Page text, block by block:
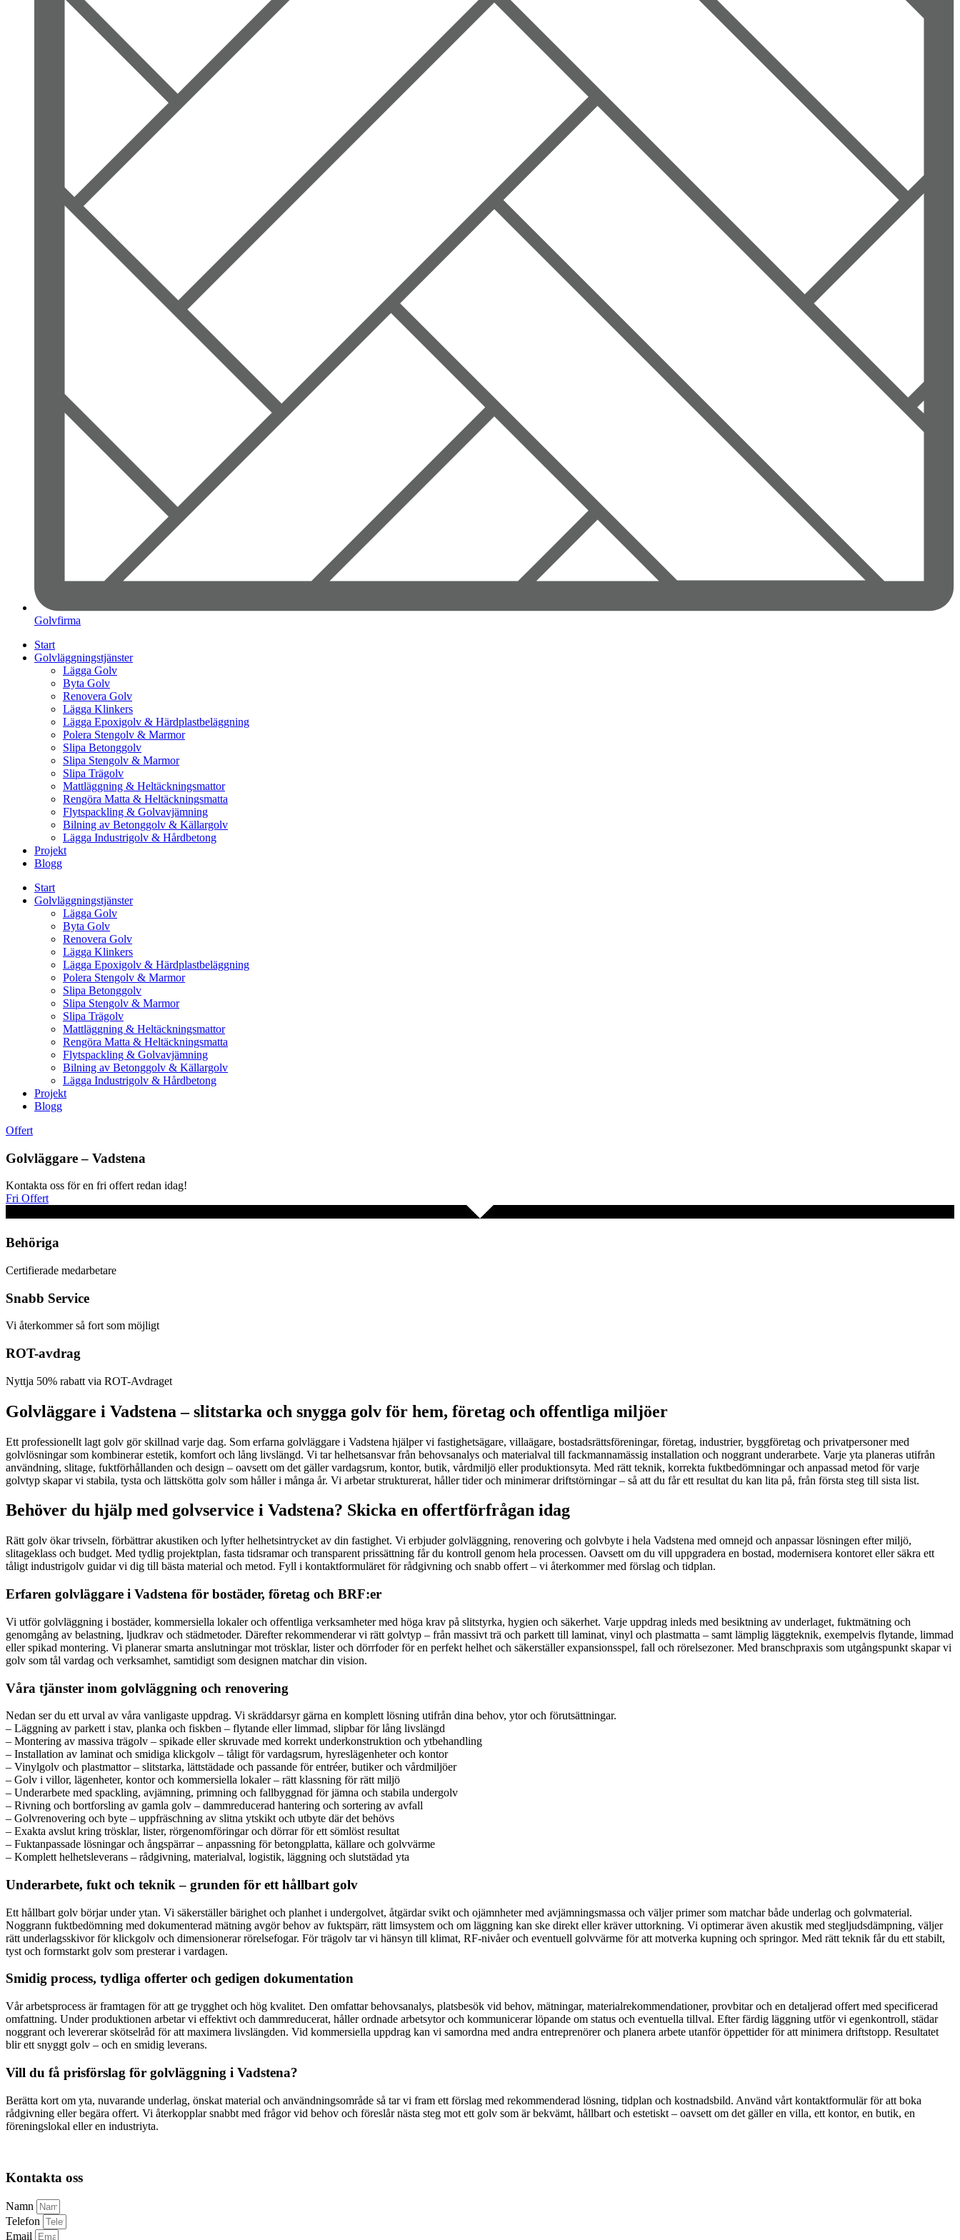
Golvfirma
Start
Golvläggningstjänster
Lägga Golv
Byta Golv
Renovera Golv
Lägga Klinkers
Lägga Epoxigolv & Härdplastbeläggning
Polera Stengolv & Marmor
Slipa Betonggolv
Slipa Stengolv & Marmor
Slipa Trägolv
Mattläggning & Heltäckningsmattor
Rengöra Matta & Heltäckningsmatta
Flytspackling & Golvavjämning
Bilning av Betonggolv & Källargolv
Lägga Industrigolv & Hårdbetong
Projekt
Blogg
Start
Golvläggningstjänster
Lägga Golv
Byta Golv
Renovera Golv
Lägga Klinkers
Lägga Epoxigolv & Härdplastbeläggning
Polera Stengolv & Marmor
Slipa Betonggolv
Slipa Stengolv & Marmor
Slipa Trägolv
Mattläggning & Heltäckningsmattor
Rengöra Matta & Heltäckningsmatta
Flytspackling & Golvavjämning
Bilning av Betonggolv & Källargolv
Lägga Industrigolv & Hårdbetong
Projekt
Blogg
Offert
Golvläggare – Vadstena
Kontakta oss för en fri offert redan idag!
Fri Offert
Behöriga
Certifierade medarbetare
Snabb Service
Vi återkommer så fort som möjligt
ROT-avdrag
Nyttja 50% rabatt via ROT-Avdraget
Golvläggare i Vadstena – slitstarka och snygga golv för hem, företag och offentliga miljöer
Ett professionellt lagt golv gör skillnad varje dag. Som erfarna golvläggare i Vadstena hjälper vi fastighetsägare, villaägare, bostadsrättsföreningar, företag, industrier, byggföretag och privatpersoner med
golvlösningar som kombinerar estetik, komfort och lång livslängd. Vi tar helhetsansvar från behovsanalys och materialval till fackmannamässig installation och noggrant underarbete. Varje yta planeras utifrån
användning, slitage, fuktförhållanden och design – oavsett om det gäller vardagsrum, kontor, butik, vårdmiljö eller produktionsyta. Med rätt teknik, korrekta fuktbedömningar och anpassad metod för varje
golvtyp skapar vi stabila, tysta och lättskötta golv som håller i många år. Vi arbetar strukturerat, håller tider och minimerar driftstörningar – så att du får ett resultat du kan lita på, från första steg till sista list.
Behöver du hjälp med golvservice i Vadstena? Skicka en offertförfrågan idag
Rätt golv ökar trivseln, förbättrar akustiken och lyfter helhetsintrycket av din fastighet. Vi erbjuder golvläggning, renovering och golvbyte i hela Vadstena med omnejd och anpassar lösningen efter miljö,
slitageklass och budget. Med tydlig projektplan, fasta tidsramar och transparent prissättning får du kontroll genom hela processen. Oavsett om du vill uppgradera en bostad, modernisera kontoret eller säkra ett
tåligt industrigolv guidar vi dig till bästa material och metod. Fyll i kontaktformuläret för rådgivning och snabb offert – vi återkommer med förslag och tidplan.
Erfaren golvläggare i Vadstena för bostäder, företag och BRF:er
Vi utför golvläggning i bostäder, kommersiella lokaler och offentliga verksamheter med höga krav på slitstyrka, hygien och säkerhet. Varje uppdrag inleds med besiktning av underlaget, fuktmätning och
genomgång av belastning, ljudkrav och städmetoder. Därefter rekommenderar vi rätt golvtyp – från massivt trä och parkett till laminat, vinyl och plastmatta – samt lämplig läggteknik, exempelvis flytande, limmad
eller spikad montering. Vi planerar smarta anslutningar mot trösklar, lister och dörrfoder för en perfekt helhet och säkerställer expansionsspel, fall och rörelsezoner. Med branschpraxis som utgångspunkt skapar vi
golv som tål vardag och verksamhet, samtidigt som designen matchar din vision.
Våra tjänster inom golvläggning och renovering
Nedan ser du ett urval av våra vanligaste uppdrag. Vi skräddarsyr gärna en komplett lösning utifrån dina behov, ytor och förutsättningar.
– Läggning av parkett i stav, planka och fiskben – flytande eller limmad, slipbar för lång livslängd
– Montering av massiva trägolv – spikade eller skruvade med korrekt underkonstruktion och ytbehandling
– Installation av laminat och smidiga klickgolv – tåligt för vardagsrum, hyreslägenheter och kontor
– Vinylgolv och plastmattor – slitstarka, lättstädade och passande för entréer, butiker och vårdmiljöer
– Golv i villor, lägenheter, kontor och kommersiella lokaler – rätt klassning för rätt miljö
– Underarbete med spackling, avjämning, primning och fallbyggnad för jämna och stabila undergolv
– Rivning och bortforsling av gamla golv – dammreducerad hantering och sortering av avfall
– Golvrenovering och byte – uppfräschning av slitna ytskikt och utbyte där det behövs
– Exakta avslut kring trösklar, lister, rörgenomföringar och dörrar för ett sömlöst resultat
– Fuktanpassade lösningar och ångspärrar – anpassning för betongplatta, källare och golvvärme
– Komplett helhetsleverans – rådgivning, materialval, logistik, läggning och slutstädad yta
Underarbete, fukt och teknik – grunden för ett hållbart golv
Ett hållbart golv börjar under ytan. Vi säkerställer bärighet och planhet i undergolvet, åtgärdar svikt och ojämnheter med avjämningsmassa och väljer primer som matchar både underlag och golvmaterial.
Noggrann fuktbedömning med dokumenterad mätning avgör behov av fuktspärr, rätt limsystem och om läggning kan ske direkt eller kräver uttorkning. Vi optimerar även akustik med stegljudsdämpning, väljer
rätt underlagsskivor för klickgolv och dimensionerar rörelsefogar. För trägolv tar vi hänsyn till klimat, RF-nivåer och eventuell golvvärme för att motverka kupning och springor. Med rätt teknik får du ett stabilt,
tyst och formstarkt golv som presterar i vardagen.
Smidig process, tydliga offerter och gedigen dokumentation
Vår arbetsprocess är framtagen för att ge trygghet och hög kvalitet. Den omfattar behovsanalys, platsbesök vid behov, mätningar, materialrekommendationer, provbitar och en detaljerad offert med specificerad
omfattning. Under produktionen arbetar vi effektivt och dammreducerat, håller ordnade arbetsytor och kommunicerar löpande om status och eventuella tillval. Efter färdig läggning utför vi egenkontroll, städar
noggrant och levererar skötselråd för att maximera livslängden. Vid kommersiella uppdrag kan vi samordna med andra entreprenörer och planera arbete utanför öppettider för att minimera driftstopp. Resultatet
blir ett snyggt golv – och en smidig leverans.
Vill du få prisförslag för golvläggning i Vadstena?
Berätta kort om yta, nuvarande underlag, önskat material och användningsområde så tar vi fram ett förslag med rekommenderad lösning, tidplan och kostnadsbild. Använd vårt kontaktformulär för att boka
rådgivning eller begära offert. Vi återkopplar snabbt med frågor vid behov och föreslår nästa steg mot ett golv som är bekvämt, hållbart och estetiskt – oavsett om det gäller en villa, ett kontor, en butik, en
föreningslokal eller en industriyta.
Kontakta oss
Namn
Telefon
Email